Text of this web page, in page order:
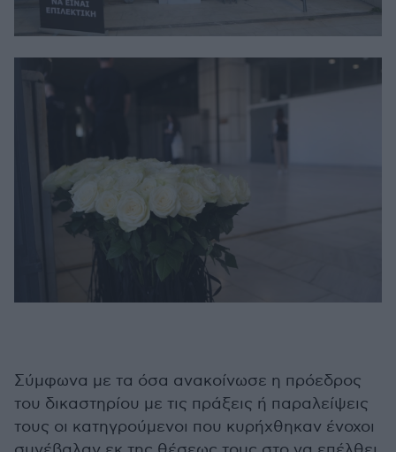
Σύμφωνα με τα όσα ανακοίνωσε η πρόεδρος
του δικαστηρίου με τις πράξεις ή παραλείψεις
τους οι κατηγρούμενοι που κυρήχθηκαν ένοχοι